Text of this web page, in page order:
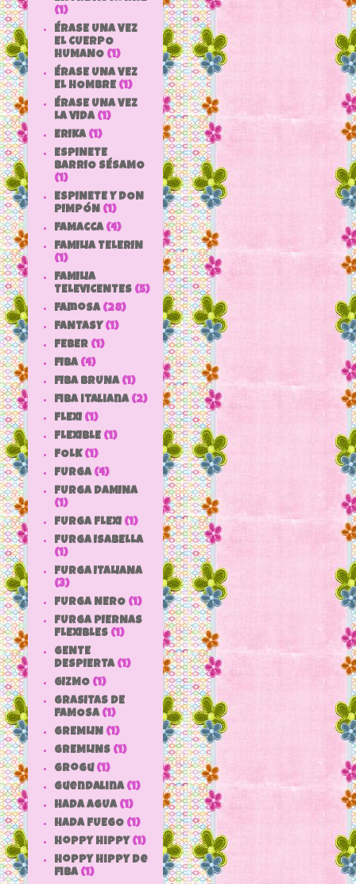
(1)
ÉRASE UNA VEZ
EL CUERPO
HUMANO (1)
ÉRASE UNA VEZ
EL HOMBRE (1)
ÉRASE UNA VEZ
LA VIDA (1)
ERIKA (1)
ESPINETE
BARRIO SÉSAMO
(1)
ESPINETE Y DON
PIMPÓN (1)
FAMACCA (4)
FAMILIA TELERIN
(1)
FAMILIA
TELEVICENTES (5)
Famosa (28)
FANTASY (1)
FEBER (1)
FIBA (4)
FIBA BRUNA (1)
fiba italiana (2)
FLEXI (1)
FLEXIBLE (1)
FOLK (1)
FURGA (4)
FURGA DAMINA
(1)
FURGA FLEXI (1)
FURGA ISABELLA
(1)
FURGA ITALIANA
(3)
FURGA NERO (1)
FURGA PIERNAS
FLEXIBLES (1)
GENTE
DESPIERTA (1)
GIZMO (1)
GRASITAS DE
FAMOSA (1)
GREMLIN (1)
GREMLINS (1)
grogu (1)
Guendalina (1)
HADA AGUA (1)
HADA FUEGO (1)
hoppy hippy (1)
hoppy hippy de
fiba (1)